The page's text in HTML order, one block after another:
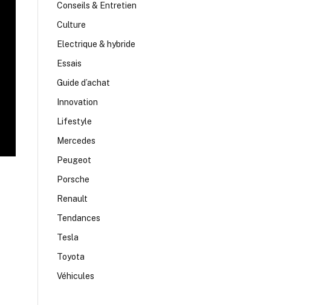
Conseils & Entretien
Culture
Electrique & hybride
Essais
Guide d’achat
Innovation
Lifestyle
Mercedes
Peugeot
Porsche
Renault
Tendances
Tesla
Toyota
Véhicules